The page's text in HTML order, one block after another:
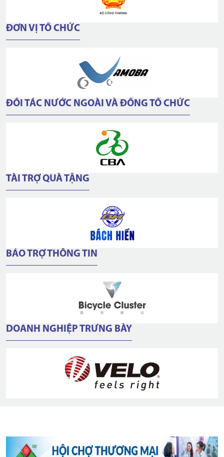
ĐƠN VỊ TỔ CHỨC
ĐỐI TÁC NƯỚC NGOÀI VÀ ĐỒNG TỔ CHỨC
TÀI TRỢ QUÀ TẶNG
BẢO TRỢ THÔNG TIN
DOANH NGHIỆP TRƯNG BÀY